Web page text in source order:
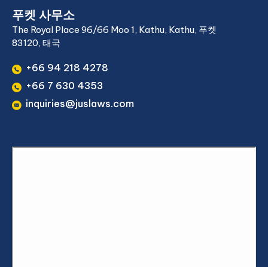
푸켓 사무소
The Royal Place 96/66 Moo 1, Kathu, Kathu, 푸켓
83120, 태국
+66 94 218 4278
+66 7 630 4353
inquiries@juslaws.com